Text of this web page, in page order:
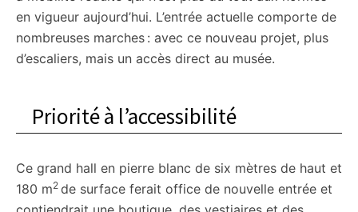
en vigueur aujourd’hui. L’entrée actuelle comporte de
nombreuses marches : avec ce nouveau projet, plus
d’escaliers, mais un accès direct au musée.
Priorité à l’accessibilité
Ce grand hall en pierre blanc de six mètres de haut et
180 m2 de surface ferait office de nouvelle entrée et